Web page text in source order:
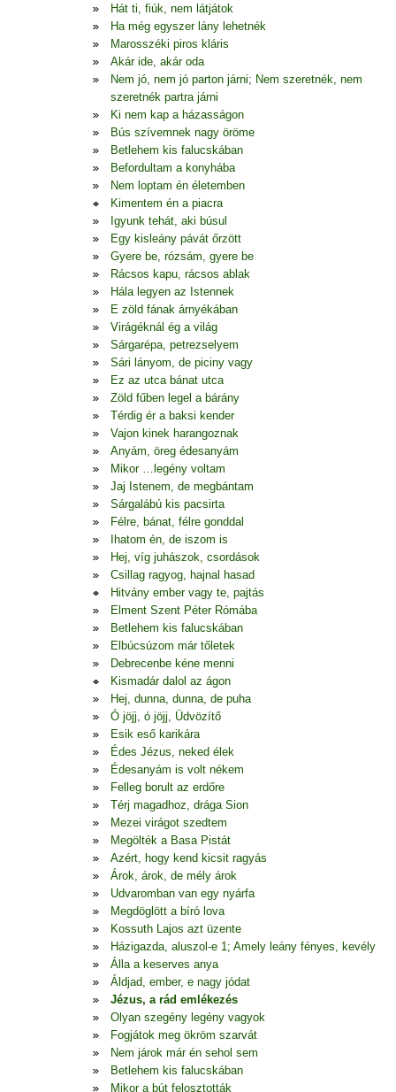
Hát ti, fiúk, nem látjátok
Ha még egyszer lány lehetnék
Marosszéki piros kláris
Akár ide, akár oda
Nem jó, nem jó parton járni; Nem szeretnék, nem
szeretnék partra járni
Ki nem kap a házasságon
Bús szívemnek nagy öröme
Betlehem kis falucskában
Befordultam a konyhába
Nem loptam én életemben
Kimentem én a piacra
Igyunk tehát, aki búsul
Egy kisleány pávát őrzött
Gyere be, rózsám, gyere be
Rácsos kapu, rácsos ablak
Hála legyen az Istennek
E zöld fának árnyékában
Virágéknál ég a világ
Sárgarépa, petrezselyem
Sári lányom, de piciny vagy
Ez az utca bánat utca
Zöld fűben legel a bárány
Térdig ér a baksi kender
Vajon kinek harangoznak
Anyám, öreg édesanyám
Mikor …legény voltam
Jaj Istenem, de megbántam
Sárgalábú kis pacsirta
Félre, bánat, félre gonddal
Ihatom én, de iszom is
Hej, víg juhászok, csordások
Csillag ragyog, hajnal hasad
Hitvány ember vagy te, pajtás
Elment Szent Péter Rómába
Betlehem kis falucskában
Elbúcsúzom már tőletek
Debrecenbe kéne menni
Kismadár dalol az ágon
Hej, dunna, dunna, de puha
Ó jöjj, ó jöjj, Üdvözítő
Esik eső karikára
Édes Jézus, neked élek
Édesanyám is volt nékem
Felleg borult az erdőre
Térj magadhoz, drága Sion
Mezei virágot szedtem
Megölték a Basa Pistát
Azért, hogy kend kicsit ragyás
Árok, árok, de mély árok
Udvaromban van egy nyárfa
Megdöglött a bíró lova
Kossuth Lajos azt üzente
Házigazda, aluszol-e 1; Amely leány fényes, kevély
Álla a keserves anya
Áldjad, ember, e nagy jódat
Jézus, a rád emlékezés
Olyan szegény legény vagyok
Fogjátok meg ökröm szarvát
Nem járok már én sehol sem
Betlehem kis falucskában
Mikor a bút felosztották